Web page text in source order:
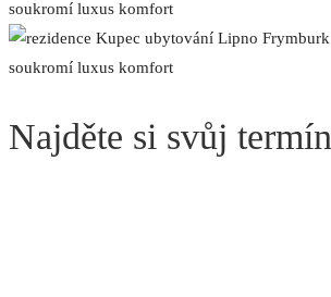
Najděte si svůj termín